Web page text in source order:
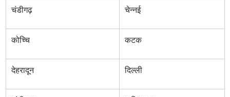
चंडीगढ़ चेन्नई
कोच्चि कटक
देहरादून दिल्ली